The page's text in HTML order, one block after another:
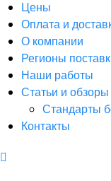
Цены
Оплата и
О компании
Регионы
Наши работы
Статьи и обзоры
Стандарты
Контакты